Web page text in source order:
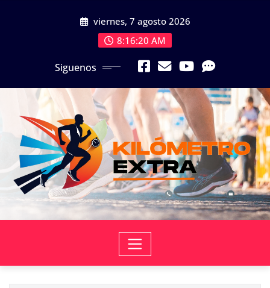
viernes, 7 agosto 2026
8:16:20 AM
Siguenos